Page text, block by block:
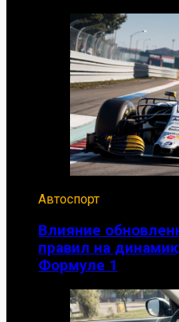
Автоспорт
Влияние
правил на
Формуле 1